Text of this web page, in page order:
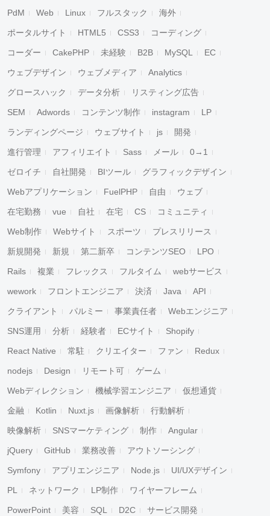
PdM Web Linux フルスタック 海外
ポータルサイト HTML5 CSS3 コーディング
コーダー CakePHP 未経験 B2B MySQL EC
ウェブデザイン ウェブメディア Analytics
グロースハック データ分析 リスティング広告
SEM Adwords コンテンツ制作 instagram LP
ランディングページ ウェブサイト js 開発
進行管理 アフィリエイト Sass メール 0→1
ゼロイチ 自社開発 BIツール グラフィックデザイン
Webアプリケーション FuelPHP 自由 ウェブ
在宅勤務 vue 自社 在宅 CS コミュニティ
Web制作 Webサイト スポーツ プレスリリース
新規開発 新規 第二新卒 コンテンツSEO LPO
Rails 複業 フレックス フルタイム webサービス
wework フロントエンジニア 決済 Java API
クライアント パルミー 事業責任者 Webエンジニア
SNS運用 分析 経験者 ECサイト Shopify
React Native 常駐 クリエイター ファン Redux
nodejs Design リモート可 ゲーム
Webディレクション 機械学習エンジニア 仮想通貨
金融 Kotlin Nuxt.js 画像解析 行動解析
映像解析 SNSマーケティング 制作 Angular
jQuery GitHub 業務改善 アウトソーシング
Symfony アプリエンジニア Node.js UI/UXデザイン
PL ネットワーク LP制作 ワイヤーフレーム
PowerPoint 美容 SQL D2C サービス開発